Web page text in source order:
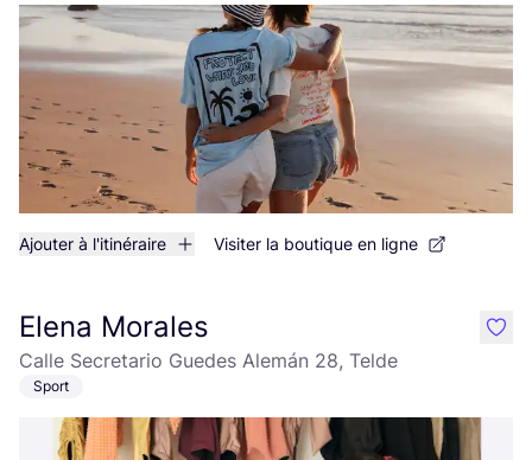
Ajouter à l'itinéraire Visiter la boutique en ligne
Elena Morales
Calle Secretario Guedes Alemán 28, Telde
Sport
like